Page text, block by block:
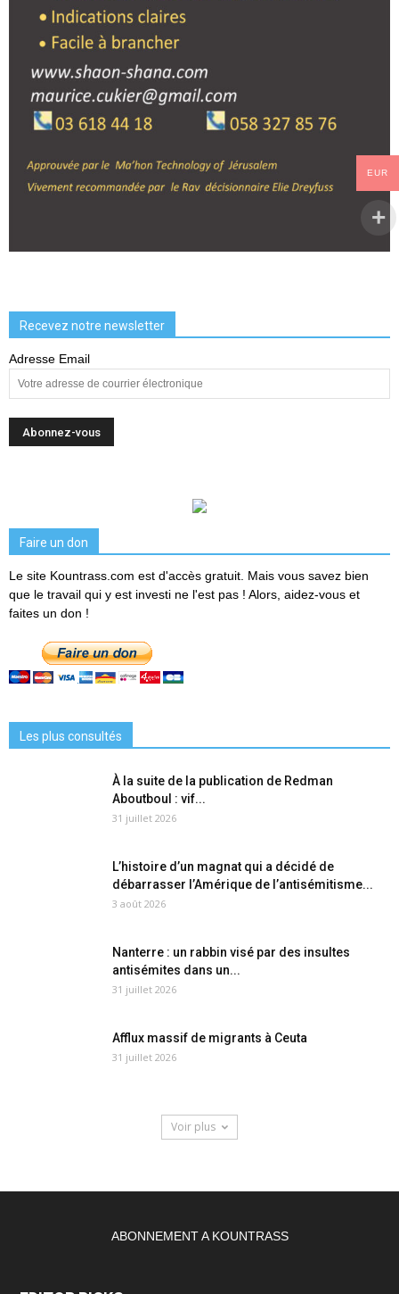
Recevez notre newsletter
Adresse Email
Faire un don
Le site Kountrass.com est d'accès gratuit. Mais vous savez bien
que le travail qui y est investi ne l'est pas ! Alors, aidez-vous et
faites un don !
Les plus consultés
À la suite de la publication de Redman
Aboutboul : vif...
31 juillet 2026
L’histoire d’un magnat qui a décidé de
débarrasser l’Amérique de l’antisémitisme...
3 août 2026
Nanterre : un rabbin visé par des insultes
antisémites dans un...
31 juillet 2026
Afflux massif de migrants à Ceuta
31 juillet 2026
Voir plus
ABONNEMENT A KOUNTRASS
EUR